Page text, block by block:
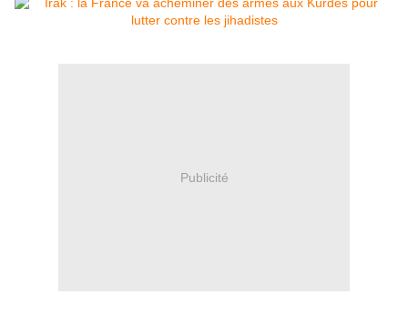
Publicité